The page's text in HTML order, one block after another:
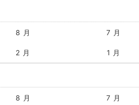
8 月 7 月
2 月 1 月
8 月 7 月